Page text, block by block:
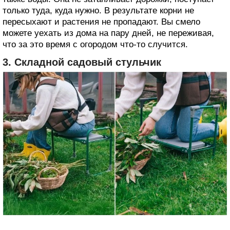
только туда, куда нужно. В результате корни не
пересыхают и растения не пропадают. Вы смело
можете уехать из дома на пару дней, не переживая,
что за это время с огородом что-то случится.
3. Складной садовый стульчик